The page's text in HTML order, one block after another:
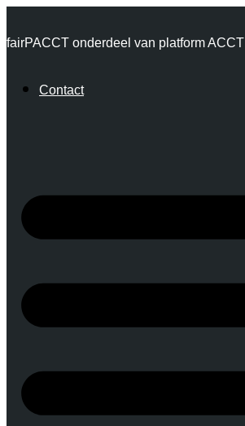
naar
inhoud
fairPACCT onderdeel van platform ACCT
Contact